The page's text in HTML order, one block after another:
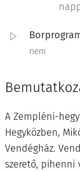
nem
A Zempléni-
Hegyközben,
Vendégház.
szerető, pihenni